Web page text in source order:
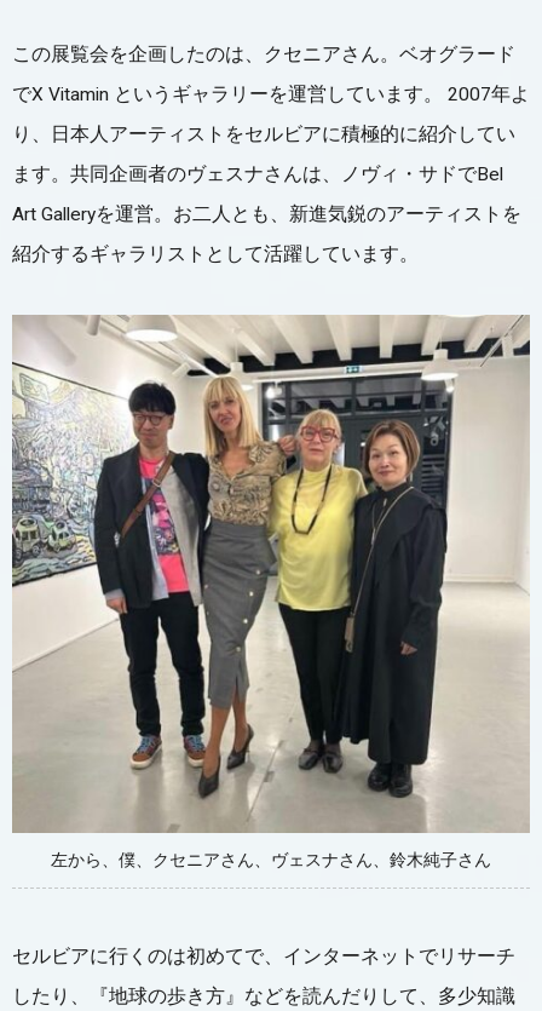
この展覧会を企画したのは、クセニアさん。ベオグラード
でX Vitamin というギャラリーを運営しています。 2007年よ
り、日本人アーティストをセルビアに積極的に紹介してい
ます。共同企画者のヴェスナさんは、ノヴィ・サドでBel
Art Galleryを運営。お二人とも、新進気鋭のアーティストを
紹介するギャラリストとして活躍しています。
左から、僕、クセニアさん、ヴェスナさん、鈴木純子さん
セルビアに行くのは初めてで、インターネットでリサーチ
したり、『地球の歩き方』などを読んだりして、多少知識